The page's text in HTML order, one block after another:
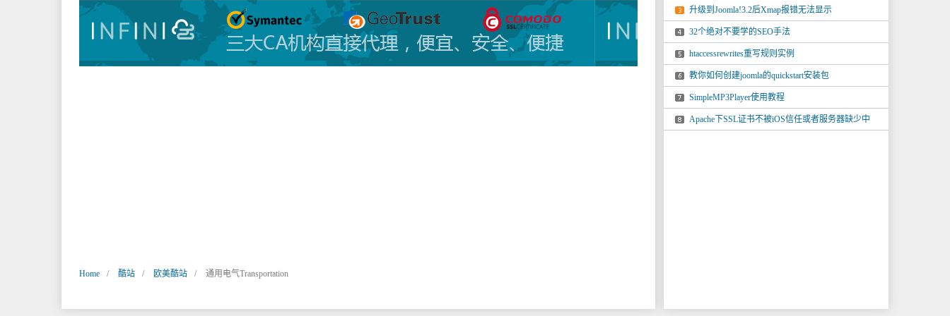
Home 酷站 欧美酷站 通用电气Transportation
升级到Joomla!3.2后Xmap报错无法显示
32个绝对不要学的SEO手法
htaccessrewrites重写规则实例
教你如何创建joomla的quickstart安装包
SimpleMP3Player使用教程
Apache下SSL证书不被iOS信任或者服务器缺少中